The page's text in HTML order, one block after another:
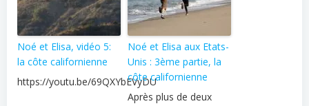
Noé et Elisa, vidéo 5:
la côte californienne
https://youtu.be/69QXYbEVyDU
Noé et Elisa aux Etats-
Unis : 3ème partie, la
côte californienne
Après plus de deux